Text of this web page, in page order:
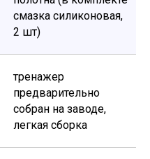
смазка силиконовая,
2 шт)
тренажер
предварительно
собран на заводе,
легкая сборка